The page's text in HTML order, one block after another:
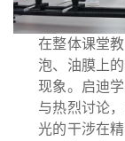
在整体课堂
泡、油膜上
现象。启迪
与热烈讨论
光的干涉在